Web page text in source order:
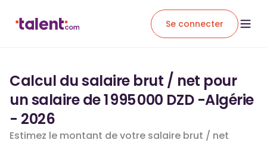
Se connecter
Calcul du salaire brut / net pour
un salaire de 1 995 000 DZD -Algérie
- 2026
Estimez le montant de votre salaire brut / net